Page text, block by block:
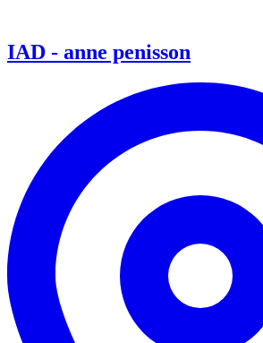
IAD - anne penisson